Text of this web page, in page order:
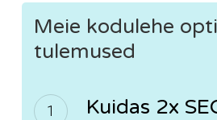
Meie kodulehe
tulemused
Kuidas 2x